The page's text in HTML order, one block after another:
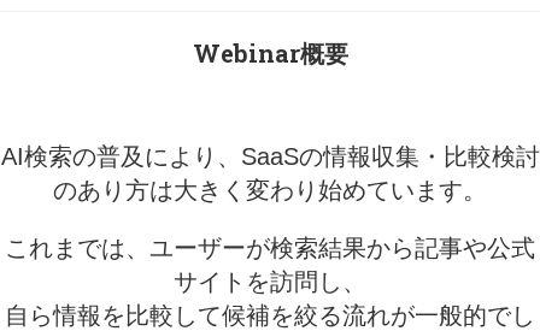
Webinar概要
AI検索の普及により、SaaSの情報収集・比較検討
のあり方は大きく変わり始めています。
これまでは、ユーザーが検索結果から記事や公式
サイトを訪問し、
自ら情報を比較して候補を絞る流れが一般的でし